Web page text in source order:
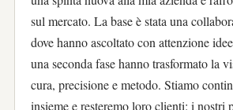
sul mercato. La base è stata una
dove hanno ascoltato con attenzione
una seconda fase hanno trasformato la
cura, precisione e metodo. Stiamo
insieme e resteremo loro clienti: i nostri